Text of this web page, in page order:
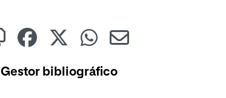
Gestor bibliográfico